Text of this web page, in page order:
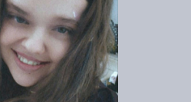
Übungsleiterin Bambini
zur Erzieherin
Hop-Jazz, Klassischer Tanz, Showtanz 2